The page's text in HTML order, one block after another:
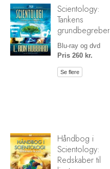
Scientology:
Tankens
grundbegreber
Blu-ray og dvd
Pris 260 kr.
Se flere
Håndbog i
Scientology:
Redskaber til